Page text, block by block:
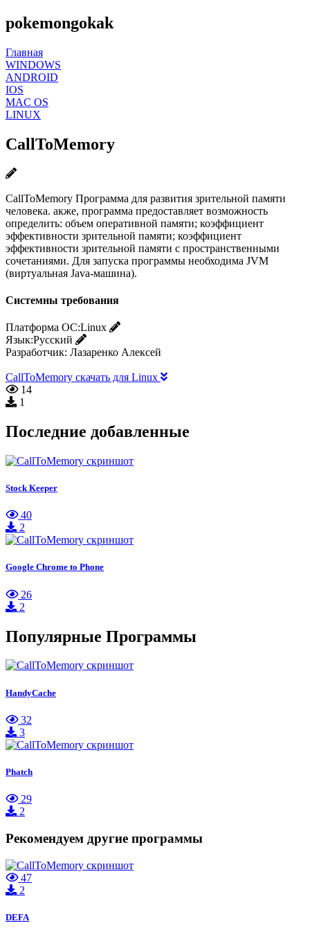
pokemongokak
Главная
WINDOWS
ANDROID
IOS
MAC OS
LINUX
CallToMemory
CallToMemory Программа для развития зрительной памяти
человека. акже, программа предоставляет возможность
определить: объем оперативной памяти; коэффициент
эффективности зрительной памяти; коэффициент
эффективности зрительной памяти с пространственными
сочетаниями. Для запуска программы необходима JVM
(виртуальная Java-машина).
Системны требования
Платформа ОС:Linux
Язык:Русский
Разработчик: Лазаренко Алексей
CallToMemory скачать для Linux
14
1
Последние добавленные
Stock Keeper
40
2
Google Chrome to Phone
26
2
Популярные Программы
HandyCache
32
3
Phatch
29
2
Рекомендуем другие программы
47
2
DEFA